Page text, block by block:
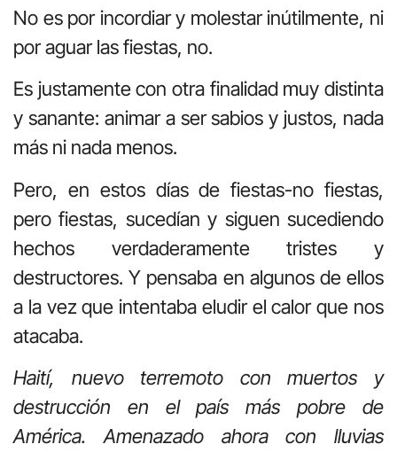
No es por incordiar y molestar inútilmente, ni
por aguar las fiestas, no.
Es justamente con otra finalidad muy distinta
y sanante: animar a ser sabios y justos, nada
más ni nada menos.
Pero, en estos días de fiestas-no fiestas,
pero fiestas, sucedían y siguen sucediendo
hechos verdaderamente tristes y
destructores. Y pensaba en algunos de ellos
a la vez que intentaba eludir el calor que nos
atacaba.
Haití, nuevo terremoto con muertos y
destrucción en el país más pobre de
América. Amenazado ahora con lluvias